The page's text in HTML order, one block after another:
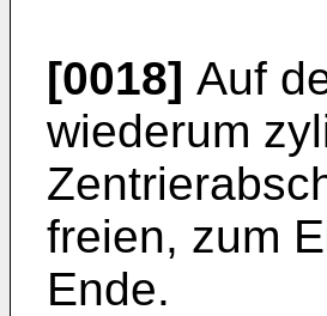
[0018] Auf
wiederum
freien, zum
Ende.